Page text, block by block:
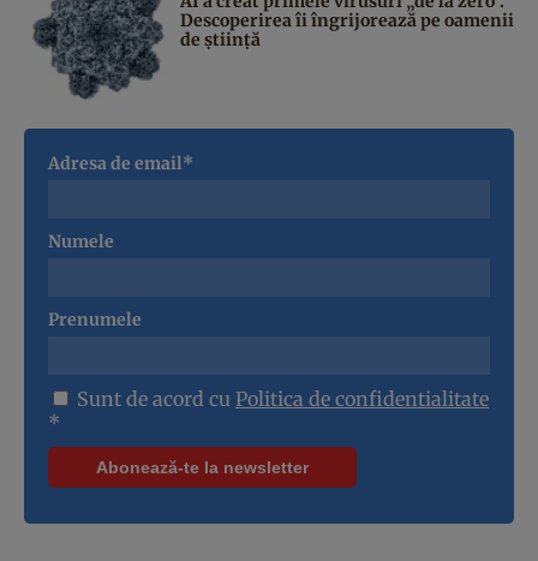
Descoperirea îi îngrijorează pe oamenii
de știință
Adresa de email*
Numele
Prenumele
Sunt de acord cu Politica de confidentialitate
*